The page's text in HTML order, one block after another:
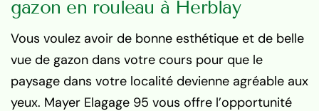
gazon en rouleau à Herblay
Vous voulez avoir de bonne esthétique et de belle
vue de gazon dans votre cours pour que le
paysage dans votre localité devienne agréable aux
yeux. Mayer Elagage 95 vous offre l’opportunité